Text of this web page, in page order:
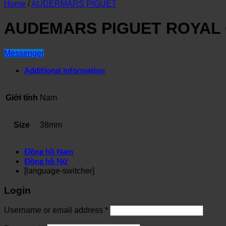
Home /AUDERMARS PIGUET
AUDEMARS PIGUET
Messenger
Additional information
Giới tính Nam
Size 38mm
Đồng hồ Nam
Đồng hồ Nữ
[language-switcher]
Login
Username or email address *